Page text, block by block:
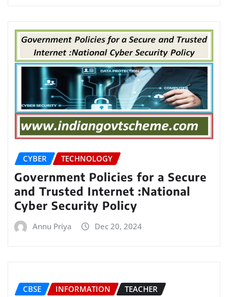
CYBER TECHNOLOGY
Government Policies for a Secure
and Trusted Internet :National
Cyber Security Policy
Annu Priya Dec 20, 2024
CBSE INFORMATION
TEACHER